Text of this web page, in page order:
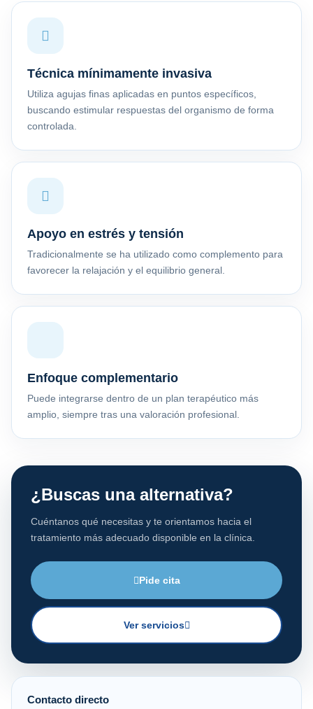
Técnica mínimamente invasiva
Utiliza agujas finas aplicadas en puntos específicos,
buscando estimular respuestas del organismo de forma
controlada.
Apoyo en estrés y tensión
Tradicionalmente se ha utilizado como complemento para
favorecer la relajación y el equilibrio general.
Enfoque complementario
Puede integrarse dentro de un plan terapéutico más
amplio, siempre tras una valoración profesional.
¿Buscas una alternativa?
Cuéntanos qué necesitas y te orientamos hacia el
tratamiento más adecuado disponible en la clínica.
Pide cita
Ver servicios
Contacto directo